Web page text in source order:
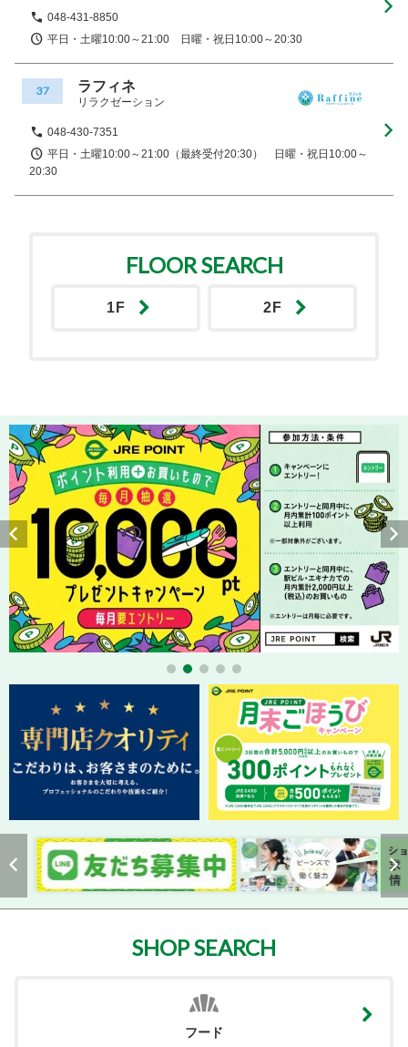
048-431-8850
平日・土曜10:00～21:00 日曜・祝日10:00～20:30
37 ラフィネ
リラクゼーション
048-430-7351
平日・土曜10:00～21:00（最終受付20:30） 日曜・祝日10:00～
20:30
FLOOR SEARCH
1F 2F
SHOP SEARCH
フード